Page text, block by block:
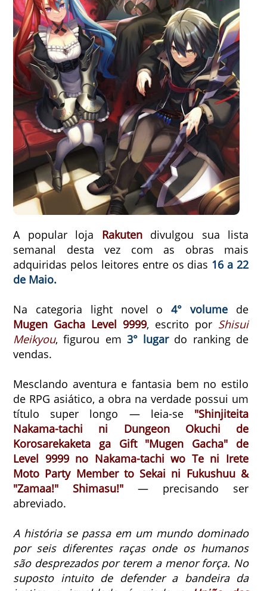
A popular loja Rakutendivulgou sua lista
semanal desta vez com as obras mais
adquiridas pelos leitores entre os dias 16 a 22
de Maio.
Na categoria light novel o4° volume
de
Mugen Gacha Level 9999, escrito por Shisui
Meikyou, figurou em 3° lugar do ranking de
vendas.
Mesclando aventura e fantasia bem no estilo
de RPG asiático, a obra na verdade possui um
título super longo —leia-se "Shinjiteita
Nakama-tachi ni Dungeon Okuchi de
Korosarekaketa ga Gift "Mugen Gacha" de
Level 9999 no Nakama-tachi wo Te ni Irete
Moto Party Member to Sekai ni Fukushuu &
"Zamaa!" Shimasu!"
— precisando ser
abreviado.
A história se passa em um mundo dominado
por seis diferentes raças onde os humanos
são desprezados por terem a menor força. No
suposto intuito de defender a bandeira da